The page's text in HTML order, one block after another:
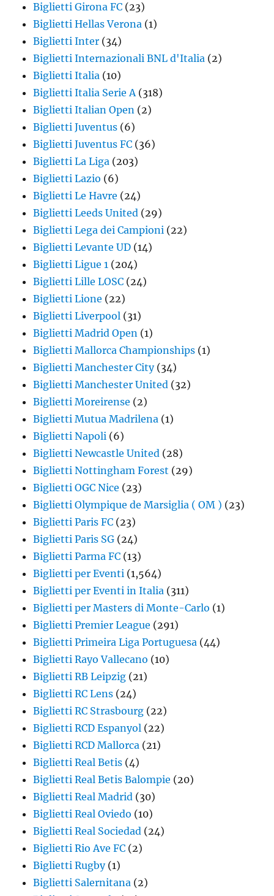
Biglietti Girona FC (23)
Biglietti Hellas Verona (1)
Biglietti Inter (34)
Biglietti Internazionali BNL d'Italia (2)
Biglietti Italia (10)
Biglietti Italia Serie A(318)
Biglietti Italian Open (2)
Biglietti Juventus (6)
Biglietti Juventus FC (36)
Biglietti La Liga (203)
Biglietti Lazio (6)
Biglietti Le Havre (24)
Biglietti Leeds United (29)
Biglietti Lega dei Campioni (22)
Biglietti Levante UD (14)
Biglietti Ligue 1 (204)
Biglietti Lille LOSC (24)
Biglietti Lione (22)
Biglietti Liverpool (31)
Biglietti Madrid Open (1)
Biglietti Mallorca Championships (1)
Biglietti Manchester City(34)
Biglietti Manchester United (32)
Biglietti Moreirense (2)
Biglietti Mutua Madrilena (1)
Biglietti Napoli (6)
Biglietti Newcastle United (28)
Biglietti Nottingham Forest (29)
Biglietti OGC Nice (23)
Biglietti Olympique de Marsiglia ( OM ) (23)
Biglietti Paris FC (23)
Biglietti Paris SG (24)
Biglietti Parma FC (13)
Biglietti per Eventi (1,564)
Biglietti per Eventi in Italia (311)
Biglietti per Masters di Monte-Carlo (1)
Biglietti Premier League (291)
Biglietti Primeira Liga Portuguesa (44)
Biglietti Rayo Vallecano (10)
Biglietti RB Leipzig (21)
Biglietti RC Lens (24)
Biglietti RC Strasbourg (22)
Biglietti RCD Espanyol (22)
Biglietti RCD Mallorca (21)
Biglietti Real Betis (4)
Biglietti Real Betis Balompie (20)
Biglietti Real Madrid (30)
Biglietti Real Oviedo (10)
Biglietti Real Sociedad (24)
Biglietti Rio Ave FC (2)
Biglietti Rugby(1)
Biglietti Salernitana (2)